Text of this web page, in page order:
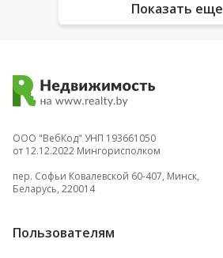
Показать еще
ООО "ВебКод" УНП 193661050
от 12.12.2022 Мингорисполком
пер. Софьи Ковалевской 60-407, Минск,
Беларусь, 220014
Пользователям